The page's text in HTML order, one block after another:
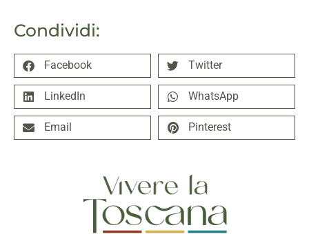
Condividi:
Facebook Twitter
LinkedIn WhatsApp
Email Pinterest